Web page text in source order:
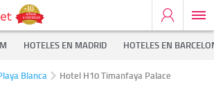
HOTELES EN MADRID HOTELES EN
Blanca Hotel H10 Timanfaya Palace